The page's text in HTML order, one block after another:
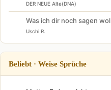
DER NEUE Alte(DNA)
Was ich dir noch sagen wol
Uschi R.
Beliebt · Weise Sprüche